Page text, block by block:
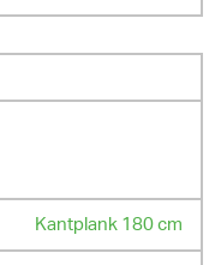
Kantplank 180 cm